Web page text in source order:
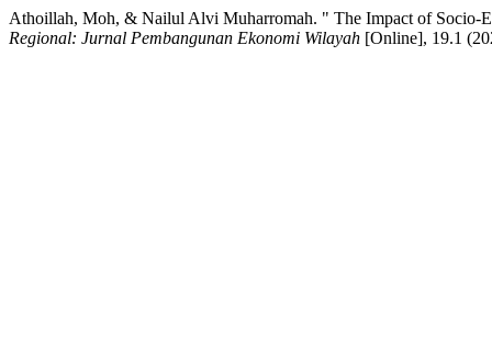
Athoillah, Moh, & Nailul Alvi Muharromah. " The Impact of Socio-
Regional: Jurnal Pembangunan Ekonomi Wilayah [Online], 19.1